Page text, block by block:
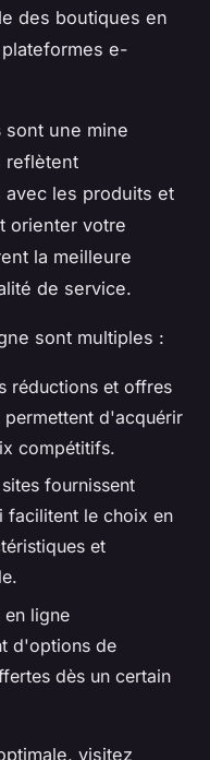
des boutiques en
e-
sont une mine
reflètent
les produits et
orienter votre
la meilleure
de service.
sont multiples :
réductions et offres
permettent d'acquérir
compétitifs.
fournissent
facilitent le choix en
et
en ligne
d'options de
dès un certain
visitez